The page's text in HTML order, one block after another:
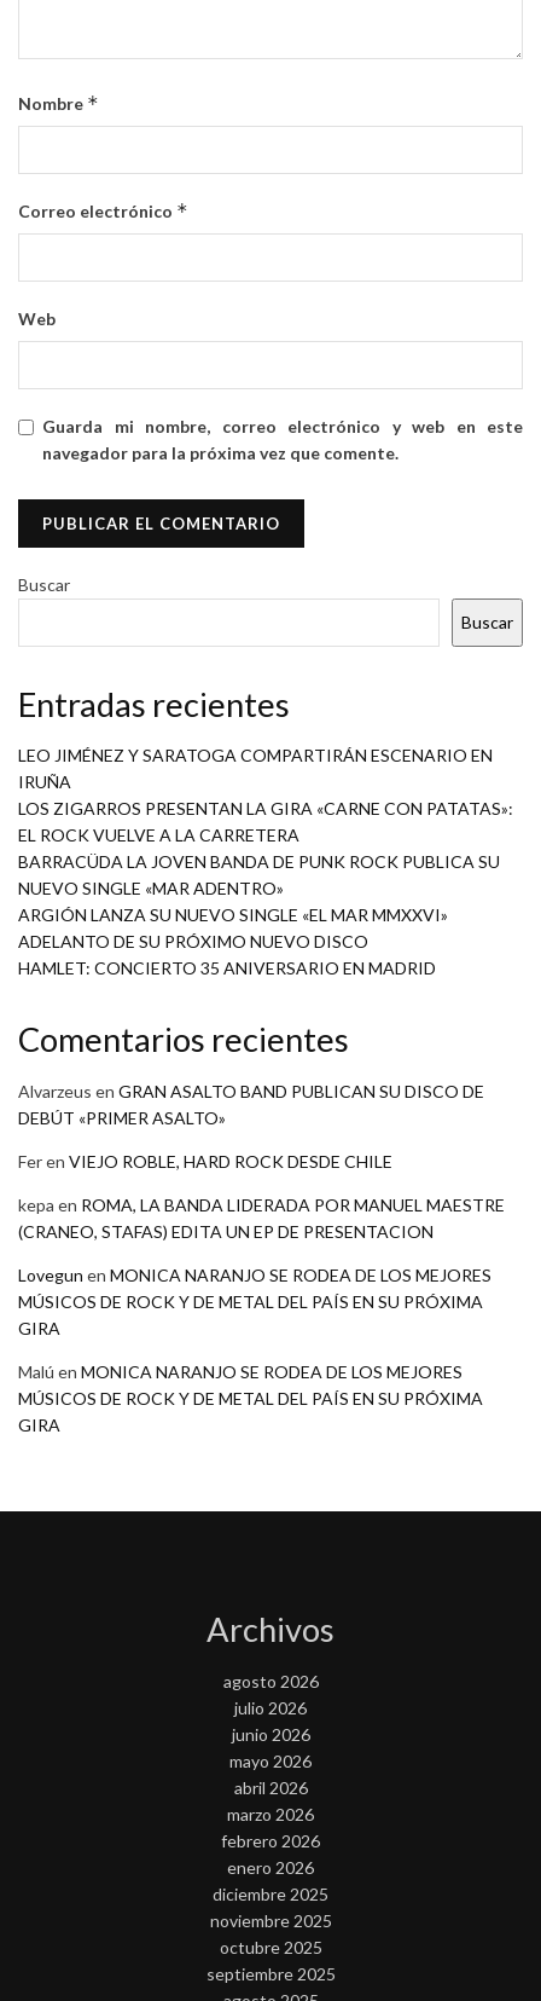
Nombre *
Correo electrónico *
Web
Guarda mi nombre, correo electrónico y web en este
navegador para la próxima vez que comente.
Buscar
Buscar
Entradas recientes
LEO JIMÉNEZ Y SARATOGA COMPARTIRÁN ESCENARIO EN
IRUÑA
LOS ZIGARROS PRESENTAN LA GIRA «CARNE CON PATATAS»:
EL ROCK VUELVE A LA CARRETERA
BARRACÜDA LA JOVEN BANDA DE PUNK ROCK PUBLICA SU
NUEVO SINGLE «MAR ADENTRO»
ARGIÓN LANZA SU NUEVO SINGLE «EL MAR MMXXVI»
ADELANTO DE SU PRÓXIMO NUEVO DISCO
HAMLET: CONCIERTO 35 ANIVERSARIO EN MADRID
Comentarios recientes
Alvarzeus en GRAN ASALTO BAND PUBLICAN SU DISCO DE
DEBÚT «PRIMER ASALTO»
Feren VIEJO ROBLE, HARD ROCK DESDE CHILE
kepa en ROMA, LA BANDA LIDERADA POR MANUEL MAESTRE
(CRANEO, STAFAS) EDITA UN EP DE PRESENTACION
Lovegun en MONICA NARANJO SE RODEA DE LOS MEJORES
MÚSICOS DE ROCK Y DE METAL DEL PAÍS EN SU PRÓXIMA
GIRA
Malú en MONICA NARANJO SE RODEA DE LOS MEJORES
MÚSICOS DE ROCK Y DE METAL DEL PAÍS EN SU PRÓXIMA
GIRA
Archivos
agosto 2026
julio 2026
junio 2026
mayo 2026
abril 2026
marzo 2026
febrero 2026
enero 2026
diciembre 2025
noviembre 2025
octubre 2025
septiembre 2025